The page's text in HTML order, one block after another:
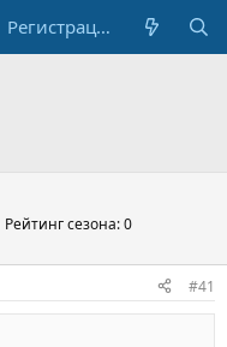
Регистрация
Рейтинг сезона: 0
#41